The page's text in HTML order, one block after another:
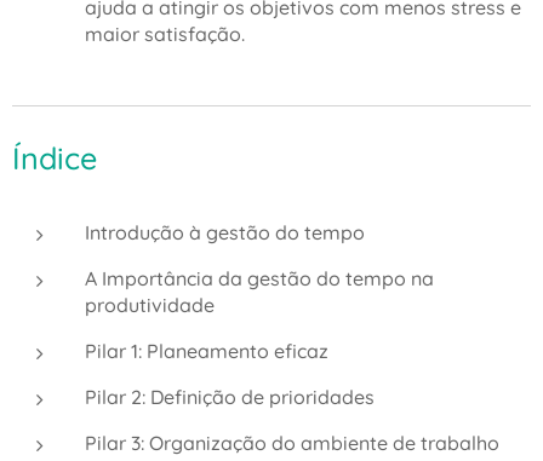
ajuda a atingir os objetivos com menos stress e
maior satisfação.
Índice
Introdução à gestão do tempo
A Importância da gestão do tempo na
produtividade
Pilar 1: Planeamento eficaz
Pilar 2: Definição de prioridades
Pilar 3: Organização do ambiente de trabalho